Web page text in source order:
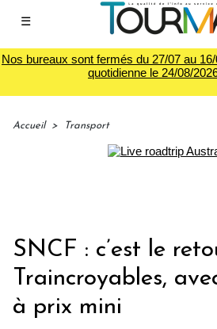
☰
Nos bureaux sont fermés du 27/07 au
quotidienne le 24/08/
Accueil > Transport
SNCF : c’est le
Traincroyables,
à prix mini